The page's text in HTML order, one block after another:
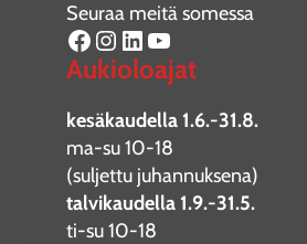
Seuraa meitä somessa
Facebook Instagram LinkedIn YouTube
Aukioloajat
kesäkaudella 1.6.-31.8.
ma-su 10-18
(suljettu juhannuksena)
talvikaudella 1.9.-31.5.
ti-su 10-18